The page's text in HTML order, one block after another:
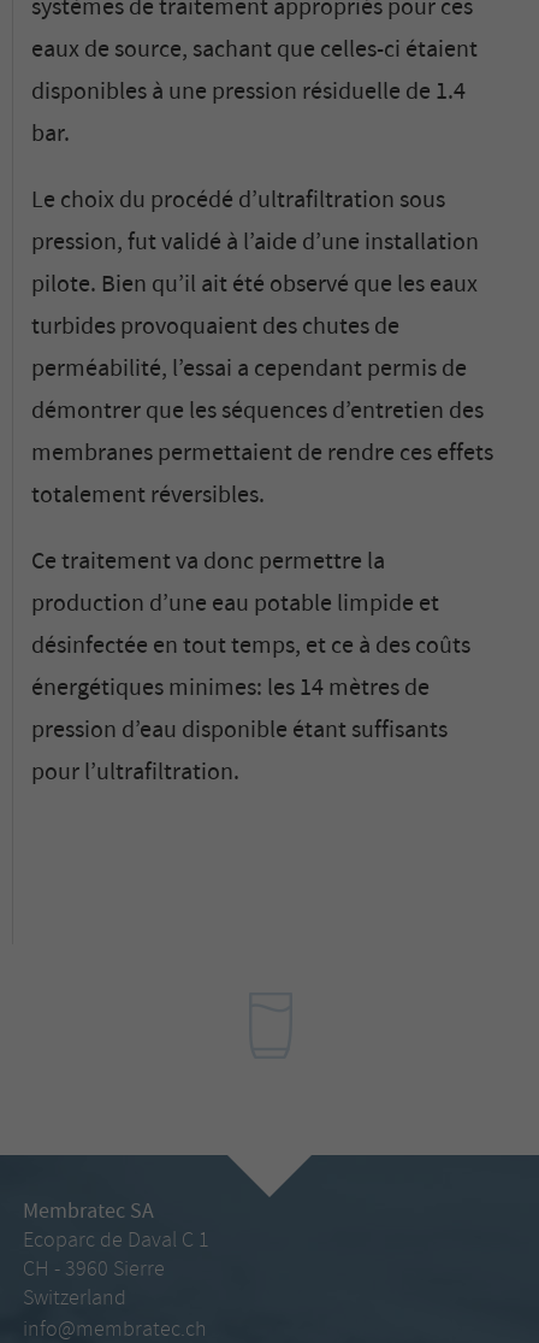
systèmes de traitement appropriés pour ces
eaux de source, sachant que celles-ci étaient
disponibles à une pression résiduelle de 1.4
bar.
Le choix du procédé d’ultrafiltration sous
pression, fut validé à l’aide d’une installation
pilote. Bien qu’il ait été observé que les eaux
turbides provoquaient des chutes de
perméabilité, l’essai a cependant permis de
démontrer que les séquences d’entretien des
membranes permettaient de rendre ces effets
totalement réversibles.
Ce traitement va donc permettre la
production d’une eau potable limpide et
désinfectée en tout temps, et ce à des coûts
énergétiques minimes: les 14 mètres de
pression d’eau disponible étant suffisants
pour l’ultrafiltration.
Membratec SA
Ecoparc de Daval C 1
CH - 3960 Sierre
Switzerland
info@membratec.ch